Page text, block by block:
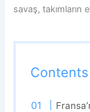
savaş, takımların
Contents